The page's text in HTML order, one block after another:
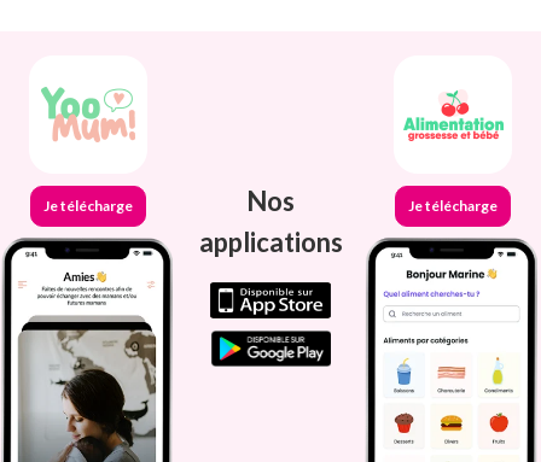
Je télécharge
Nos
applications
Je télécharge